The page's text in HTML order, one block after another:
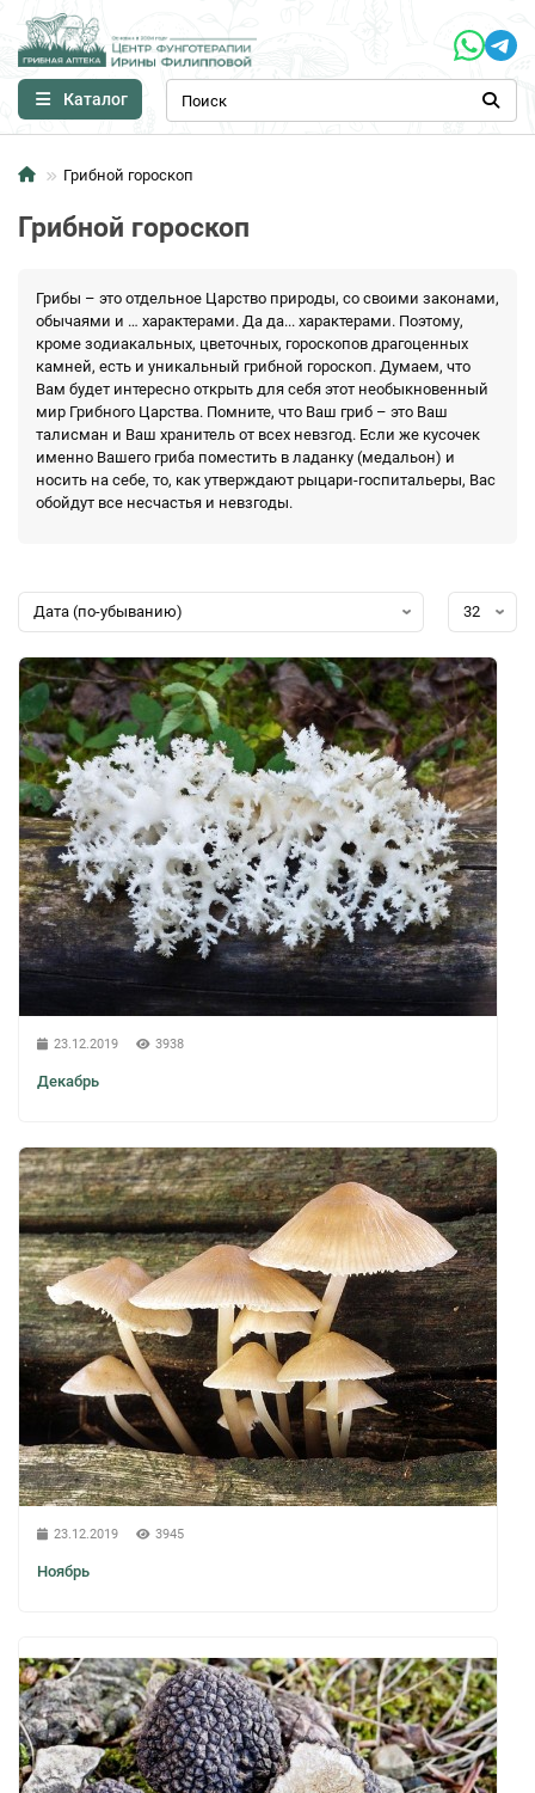
Каталог
Грибной гороскоп
Грибной гороскоп
Грибы – это отдельное Царство природы, со своими законами,
обычаями и … характерами. Да да... характерами. Поэтому,
кроме зодиакальных, цветочных, гороскопов драгоценных
камней, есть и уникальный грибной гороскоп. Думаем, что
Вам будет интересно открыть для себя этот необыкновенный
мир Грибного Царства. Помните, что Ваш гриб – это Ваш
талисман и Ваш хранитель от всех невзгод. Если же кусочек
именно Вашего гриба поместить в ладанку (медальон) и
носить на себе, то, как утверждают рыцари-госпитальеры, Вас
обойдут все несчастья и невзгоды.
23.12.2019 3938
Декабрь
23.12.2019 3945
Ноябрь